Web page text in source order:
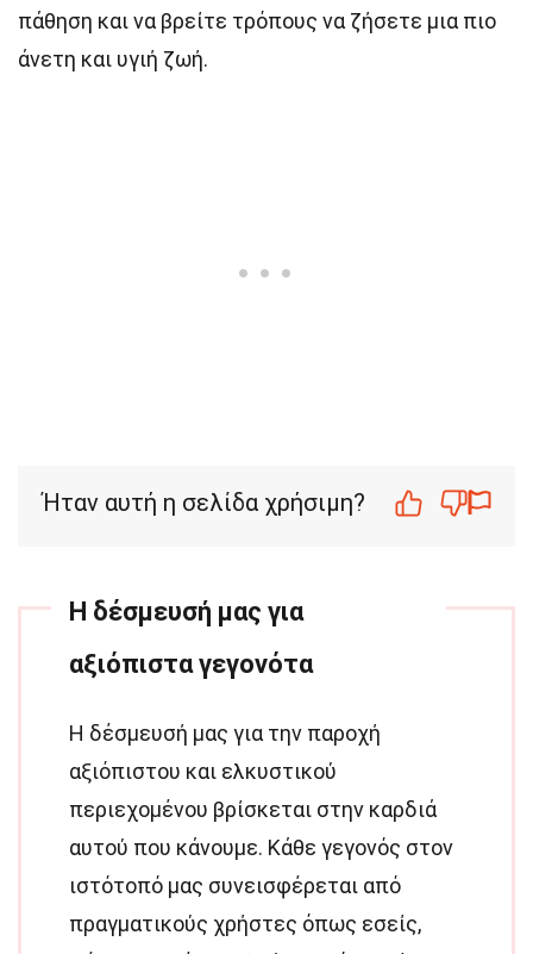
πάθηση και να βρείτε τρόπους να ζήσετε μια πιο
άνετη και υγιή ζωή.
Ήταν αυτή η σελίδα χρήσιμη?
Η δέσμευσή μας για
αξιόπιστα γεγονότα
Η δέσμευσή μας για την παροχή
αξιόπιστου και ελκυστικού
περιεχομένου βρίσκεται στην καρδιά
αυτού που κάνουμε. Κάθε γεγονός στον
ιστότοπό μας συνεισφέρεται από
πραγματικούς χρήστες όπως εσείς,